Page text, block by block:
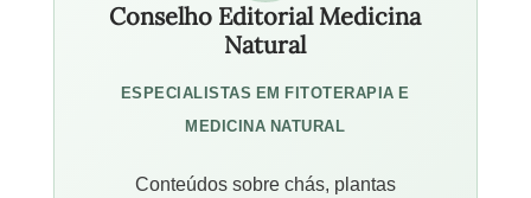
Conselho Editorial Medicina
Natural
ESPECIALISTAS EM FITOTERAPIA E
MEDICINA NATURAL
Conteúdos sobre chás, plantas